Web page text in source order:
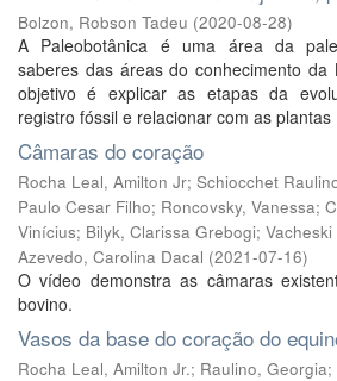
Bolzon, Robson Tadeu (2020-08-28)
A Paleobotânica é uma área da
saberes das áreas do conhecimento da
objetivo é explicar as etapas da
registro fóssil e relacionar com as plantas
Câmaras do coração
Rocha Leal, Amilton Jr; Schiocchet
Paulo Cesar Filho; Roncovsky, Vanessa;
Vinícius; Bilyk, Clarissa Grebogi;
Azevedo, Carolina Dacal (2021-07-16)
O vídeo demonstra as câmaras
bovino.
Vasos da base do coração do
Rocha Leal, Amilton Jr.; Raulino, Georgia;